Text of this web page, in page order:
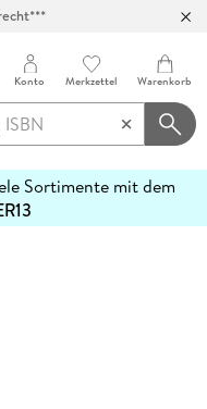
Konto Merkzettel Warenkorb
Sortimente mit dem